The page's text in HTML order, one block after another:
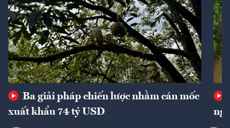
Ba giải pháp chiến lược nhằm cán mốc
xuất khẩu 74 tỷ USD